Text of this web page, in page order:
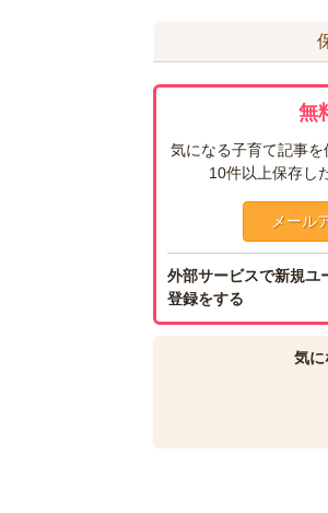
無
気になる子育て記事を
10件以上保存し
メール
外部サービスで新規ユ
登録をする
気に